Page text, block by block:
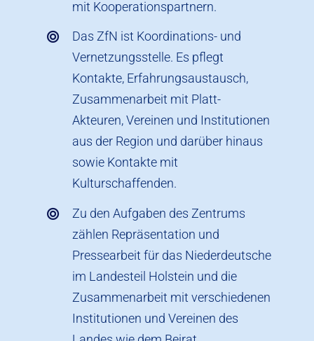
mit Kooperationspartnern.
Das ZfN ist Koordinations- und
Vernetzungsstelle. Es pflegt
Kontakte, Erfahrungsaustausch,
Zusammenarbeit mit Platt-
Akteuren, Vereinen und Institutionen
aus der Region und darüber hinaus
sowie Kontakte mit
Kulturschaffenden.
Zu den Aufgaben des Zentrums
zählen Repräsentation und
Pressearbeit für das Niederdeutsche
im Landesteil Holstein und die
Zusammenarbeit mit verschiedenen
Institutionen und Vereinen des